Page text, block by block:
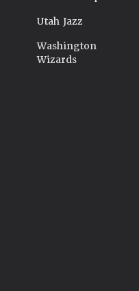
Utah Jazz
Washington
Wizards